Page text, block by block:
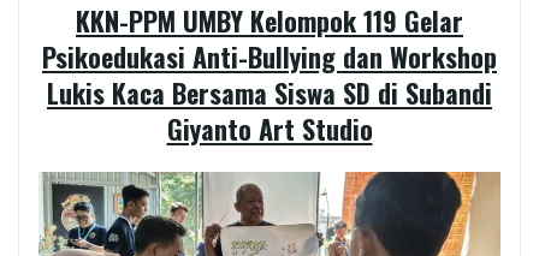
KKN-PPM UMBY Kelompok 119 Gelar
Psikoedukasi Anti-Bullying dan Workshop
Lukis Kaca Bersama Siswa SD di Subandi
Giyanto Art Studio